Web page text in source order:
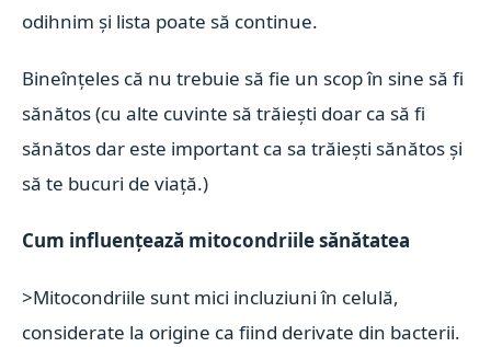
odihnim și lista poate să continue.
Bineînțeles că nu trebuie să fie un scop în sine să fi
sănătos (cu alte cuvinte să trăiești doar ca să fi
sănătos dar este important ca sa trăiești sănătos și
să te bucuri de viață.)
Cum influențează mitocondriile sănătatea
>Mitocondriile sunt mici incluziuni în celulă,
considerate la origine ca fiind derivate din bacterii.